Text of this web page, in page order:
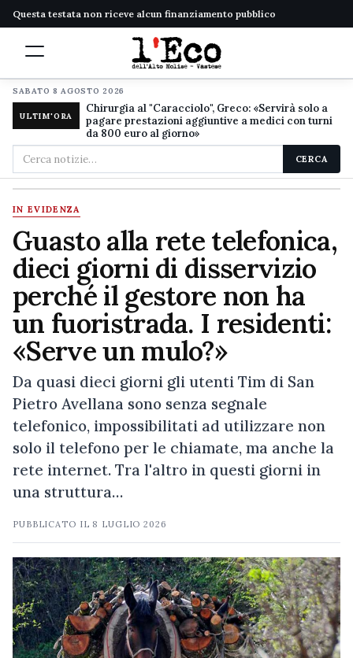
Questa testata non riceve alcun finanziamento pubblico
SABATO 8 AGOSTO 2026
ULTIM'ORA
Chirurgia al "Caracciolo", Greco: «Servirà solo a
pagare prestazioni aggiuntive a medici con turni
da 800 euro al giorno»
Cerca
nel
sito
CERCA
IN EVIDENZA
Guasto alla rete telefonica,
dieci giorni di disservizio
perché il gestore non ha
un fuoristrada. I residenti:
«Serve un mulo?»
Da quasi dieci giorni gli utenti Tim di San
Pietro Avellana sono senza segnale
telefonico, impossibilitati ad utilizzare non
solo il telefono per le chiamate, ma anche la
rete internet. Tra l'altro in questi giorni in
una struttura…
PUBBLICATO IL 8 LUGLIO 2026